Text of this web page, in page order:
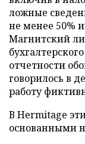
ложные
не менее 50%
Магнитский
отчетности
говорилось в
работу
В Hermitage
основанными